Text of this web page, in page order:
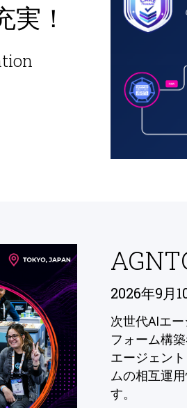
！
2026年9月
次世代AIエ
フォーム構
エージェン
ムの相互運
す。